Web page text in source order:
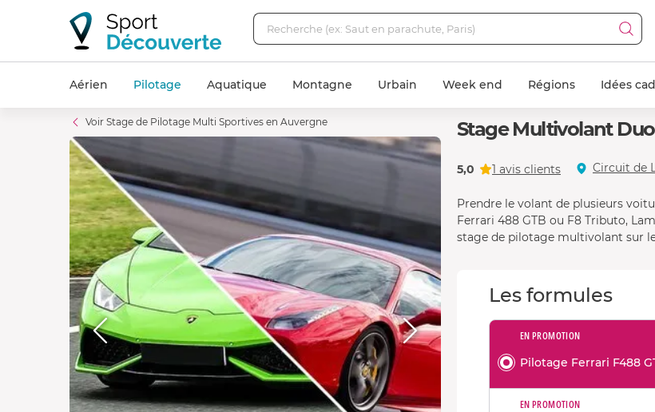
Aérien Pilotage Aquatique Montagne Urbain Week end Régions Idées
Stage Multivolant
5,0 1 avis clients Circuit de
Prendre le volant de plusieurs
Ferrari 488 GTB ou F8 Tributo,
stage de pilotage multivolant sur
Les formules
EN PROMOTION
Pilotage Ferrari F488
EN PROMOTION
Voir Stage de Pilotage Multi Sportives en Auvergne